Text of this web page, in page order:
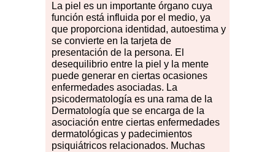
La piel es un importante órgano cuya
función está influida por el medio, ya
que proporciona identidad, autoestima y
se convierte en la tarjeta de
presentación de la persona. El
desequilibrio entre la piel y la mente
puede generar en ciertas ocasiones
enfermedades asociadas. La
psicodermatología es una rama de la
Dermatología que se encarga de la
asociación entre ciertas enfermedades
dermatológicas y padecimientos
psiquiátricos relacionados. Muchas